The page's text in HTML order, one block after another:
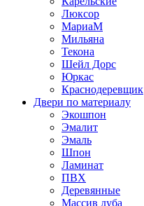
Люксор
МариаМ
Мильяна
Текона
Шейл Дорс
Юркас
Краснодеревщик
Двери по материалу
Экошпон
Эмалит
Эмаль
Шпон
Ламинат
ПВХ
Деревянные
Массив дуба